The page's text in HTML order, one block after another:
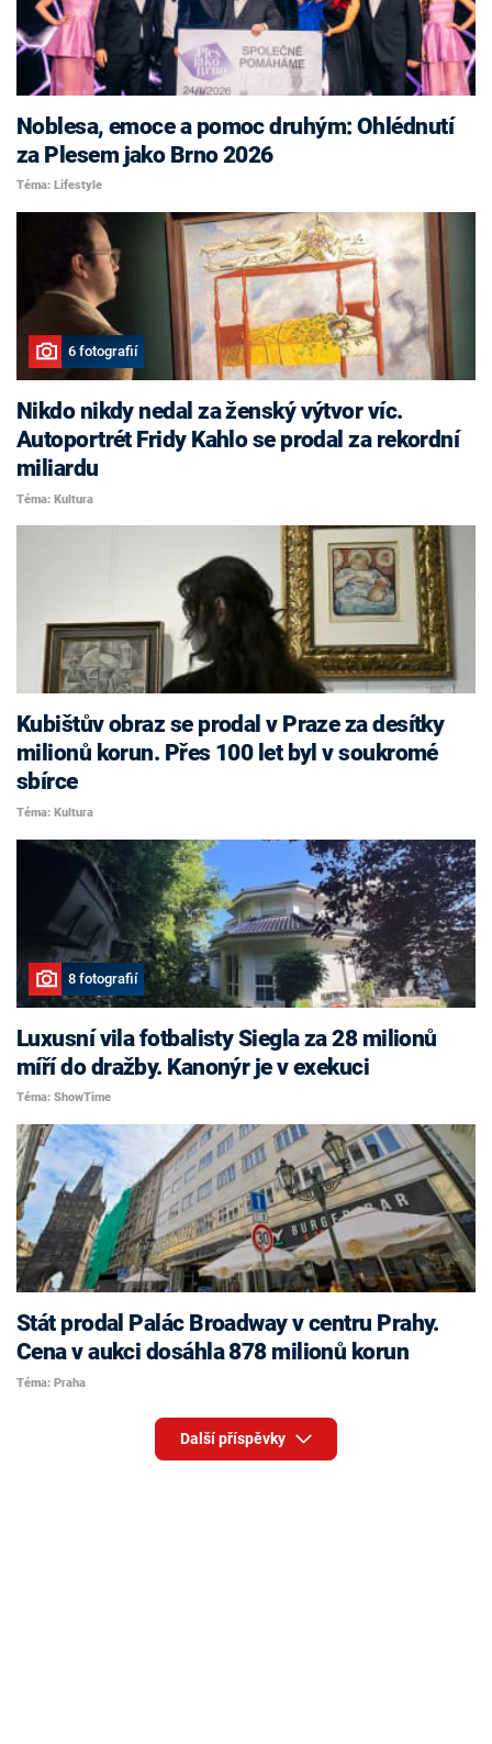
Noblesa, emoce a pomoc druhým: Ohlédnutí
za Plesem jako Brno 2026
Téma: Lifestyle
6 fotografií
Nikdo nikdy nedal za ženský výtvor víc.
Autoportrét Fridy Kahlo se prodal za rekordní
miliardu
Téma: Kultura
Kubištův obraz se prodal v Praze za desítky
milionů korun. Přes 100 let byl v soukromé
sbírce
Téma: Kultura
8 fotografií
Luxusní vila fotbalisty Siegla za 28 milionů
míří do dražby. Kanonýr je v exekuci
Téma: ShowTime
Stát prodal Palác Broadway v centru Prahy.
Cena v aukci dosáhla 878 milionů korun
Téma: Praha
Další příspěvky